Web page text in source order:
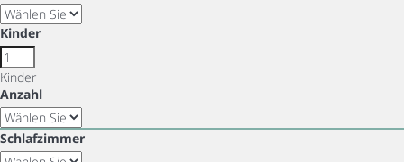
Kinder
Kinder
Anzahl
Schlafzimmer